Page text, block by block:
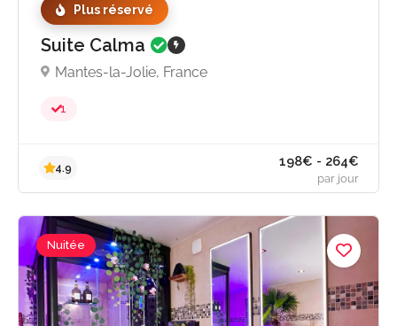
Plus réservé
Suite Calma
Mantes-la-Jolie, France
1
Nuitée